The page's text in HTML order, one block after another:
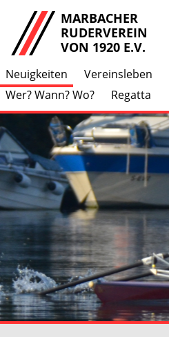
MARBACHER
RUDERVEREIN
VON 1920 E.V.
Neuigkeiten Vereinsleben
Wer? Wann? Wo?
Regatta